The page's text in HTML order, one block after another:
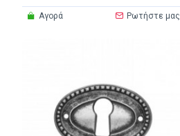
Αγορά Ρωτήστε μας